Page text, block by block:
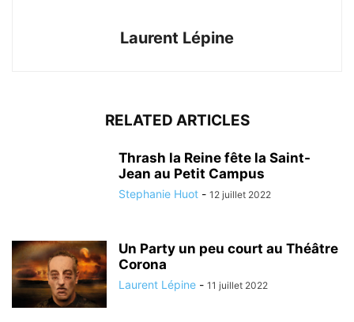
Laurent Lépine
RELATED ARTICLES
Thrash la Reine fête la Saint-
Jean au Petit Campus
Stephanie Huot - 12 juillet 2022
Un Party un peu court au Théâtre
Corona
Laurent Lépine - 11 juillet 2022